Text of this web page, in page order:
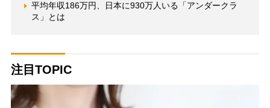
平均年収186万円、日本に930万人いる「アンダークラ
ス」とは
注目TOPIC